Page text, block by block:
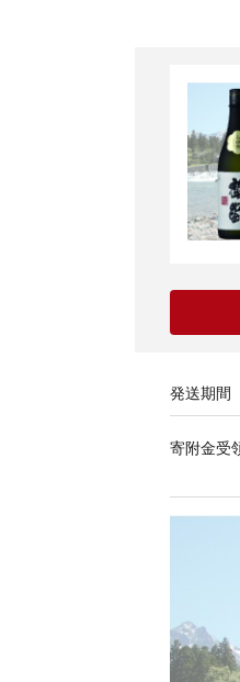
発送期間
寄附金受